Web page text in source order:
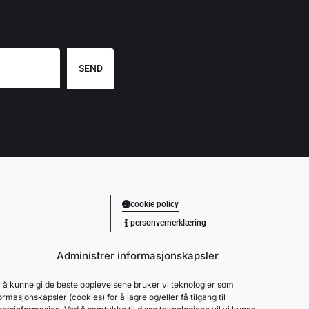
Administrer informasjonskapsler
å kunne gi de beste opplevelsene bruker vi teknologier som
(cookies) for å lagre og/eller få tilgang til
SEND
cookie policy
personvernerklæring